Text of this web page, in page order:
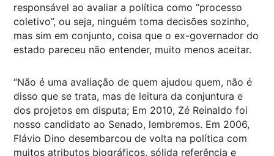
responsável ao avaliar a política como “processo
coletivo”, ou seja, ninguém toma decisões sozinho,
mas sim em conjunto, coisa que o ex-governador do
estado pareceu não entender, muito menos aceitar.
“Não é uma avaliação de quem ajudou quem, não é
disso que se trata, mas de leitura da conjuntura e
dos projetos em disputa; Em 2010, Zé Reinaldo foi
nosso candidato ao Senado, lembremos. Em 2006,
Flávio Dino desembarcou de volta na política com
muitos atributos biográficos, sólida referência e